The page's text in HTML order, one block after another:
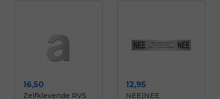
Prijs
16,50
Zelfklevende RVS
Prijs
12,95
NEE|NEE